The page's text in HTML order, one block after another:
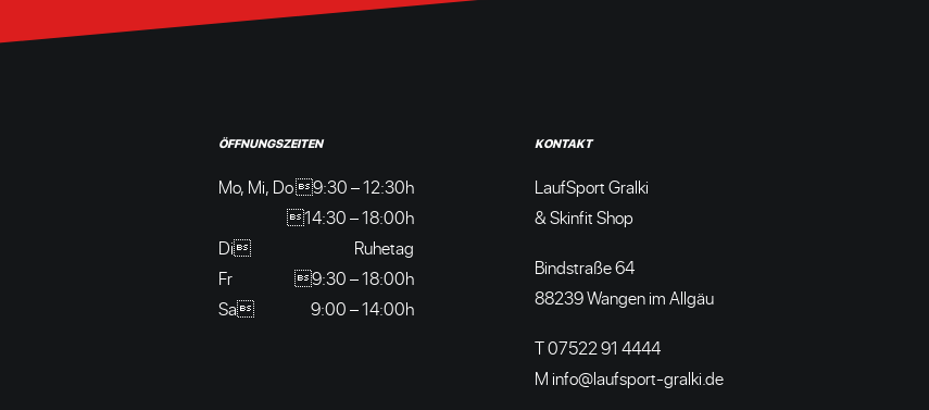
ÖFFNUNGSZEITEN
Mo, Mi, Do9:30 – 12:30h
14:30 – 18:00h
Di
Ruhetag
Fr
9:30 – 18:00h
Sa
9:00 – 14:00h
KONTAKT
LaufSport Gralki
& Skinfit Shop
Bindstraße 64
88239 Wangen im Allgäu
T 07522 91 4444
M info@laufsport-gralki.de